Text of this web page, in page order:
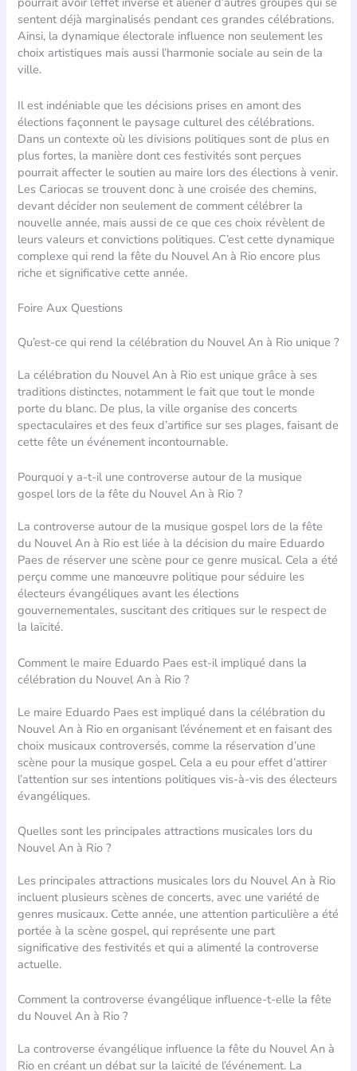
sentent déjà marginalisés pendant ces grandes célébrations.
Ainsi, la dynamique électorale influence non seulement les
choix artistiques mais aussi l’harmonie sociale au sein de la
ville.
Il est indéniable que les décisions prises en amont des
élections façonnent le paysage culturel des célébrations.
Dans un contexte où les divisions politiques sont de plus en
plus fortes, la manière dont ces festivités sont perçues
pourrait affecter le soutien au maire lors des élections à venir.
Les Cariocas se trouvent donc à une croisée des chemins,
devant décider non seulement de comment célébrer la
nouvelle année, mais aussi de ce que ces choix révèlent de
leurs valeurs et convictions politiques. C’est cette dynamique
complexe qui rend la fête du Nouvel An à Rio encore plus
riche et significative cette année.
Foire Aux Questions
Qu’est-ce qui rend la célébration du Nouvel An à Rio unique ?
La célébration du Nouvel An à Rio est unique grâce à ses
traditions distinctes, notamment le fait que tout le monde
porte du blanc. De plus, la ville organise des concerts
spectaculaires et des feux d’artifice sur ses plages, faisant de
cette fête un événement incontournable.
Pourquoi y a-t-il une controverse autour de la musique
gospel lors de la fête du Nouvel An à Rio ?
La controverse autour de la musique gospel lors de la fête
du Nouvel An à Rio est liée à la décision du maire Eduardo
Paes de réserver une scène pour ce genre musical. Cela a été
perçu comme une manœuvre politique pour séduire les
électeurs évangéliques avant les élections
gouvernementales, suscitant des critiques sur le respect de
la laïcité.
Comment le maire Eduardo Paes est-il impliqué dans la
célébration du Nouvel An à Rio ?
Le maire Eduardo Paes est impliqué dans la célébration du
Nouvel An à Rio en organisant l’événement et en faisant des
choix musicaux controversés, comme la réservation d’une
scène pour la musique gospel. Cela a eu pour effet d’attirer
l’attention sur ses intentions politiques vis-à-vis des électeurs
évangéliques.
Quelles sont les principales attractions musicales lors du
Nouvel An à Rio ?
Les principales attractions musicales lors du Nouvel An à Rio
incluent plusieurs scènes de concerts, avec une variété de
genres musicaux. Cette année, une attention particulière a été
portée à la scène gospel, qui représente une part
significative des festivités et qui a alimenté la controverse
actuelle.
Comment la controverse évangélique influence-t-elle la fête
du Nouvel An à Rio ?
La controverse évangélique influence la fête du Nouvel An à
Rio en créant un débat sur la laïcité de l’événement. La